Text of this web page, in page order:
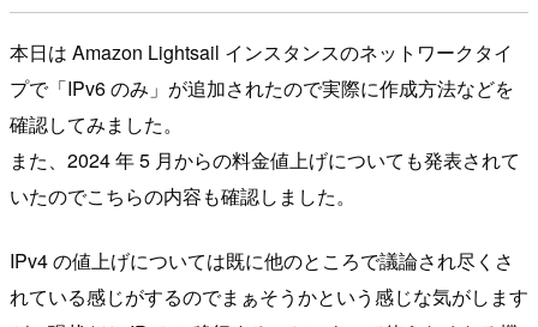
本日は Amazon Lightsail インスタンスのネットワークタイ
プで「IPv6 のみ」が追加されたので実際に作成方法などを
確認してみました。
また、2024 年 5 月からの料金値上げについても発表されて
いたのでこちらの内容も確認しました。
IPv4 の値上げについては既に他のところで議論され尽くさ
れている感じがするのでまぁそうかという感じな気がします